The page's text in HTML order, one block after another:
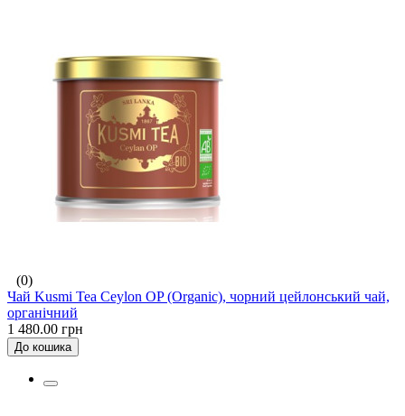
(0)
Чай Kusmi Tea Ceylon OP (Organic), чорний цейлонський чай,
органічний
1 480.00 грн
До кошика